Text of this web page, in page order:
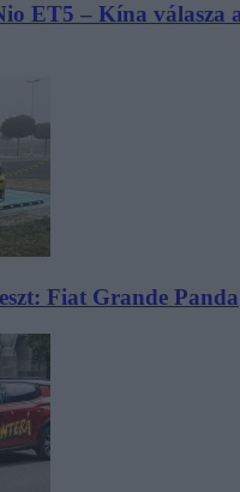
ET5 – Kína válasza
Fiat Grande Panda